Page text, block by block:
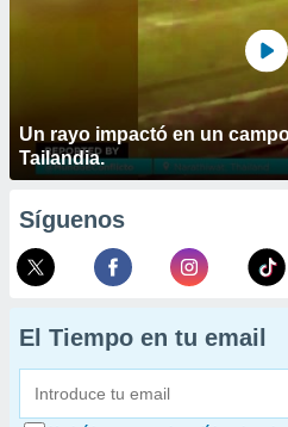
Un rayo impactó en un
Tailandia.
Síguenos
El Tiempo en tu email